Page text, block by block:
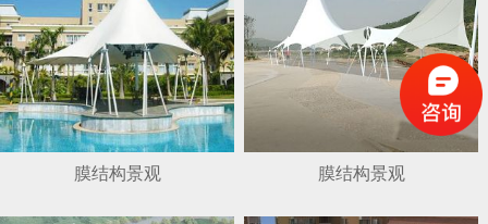
膜结构景观 膜结构景观